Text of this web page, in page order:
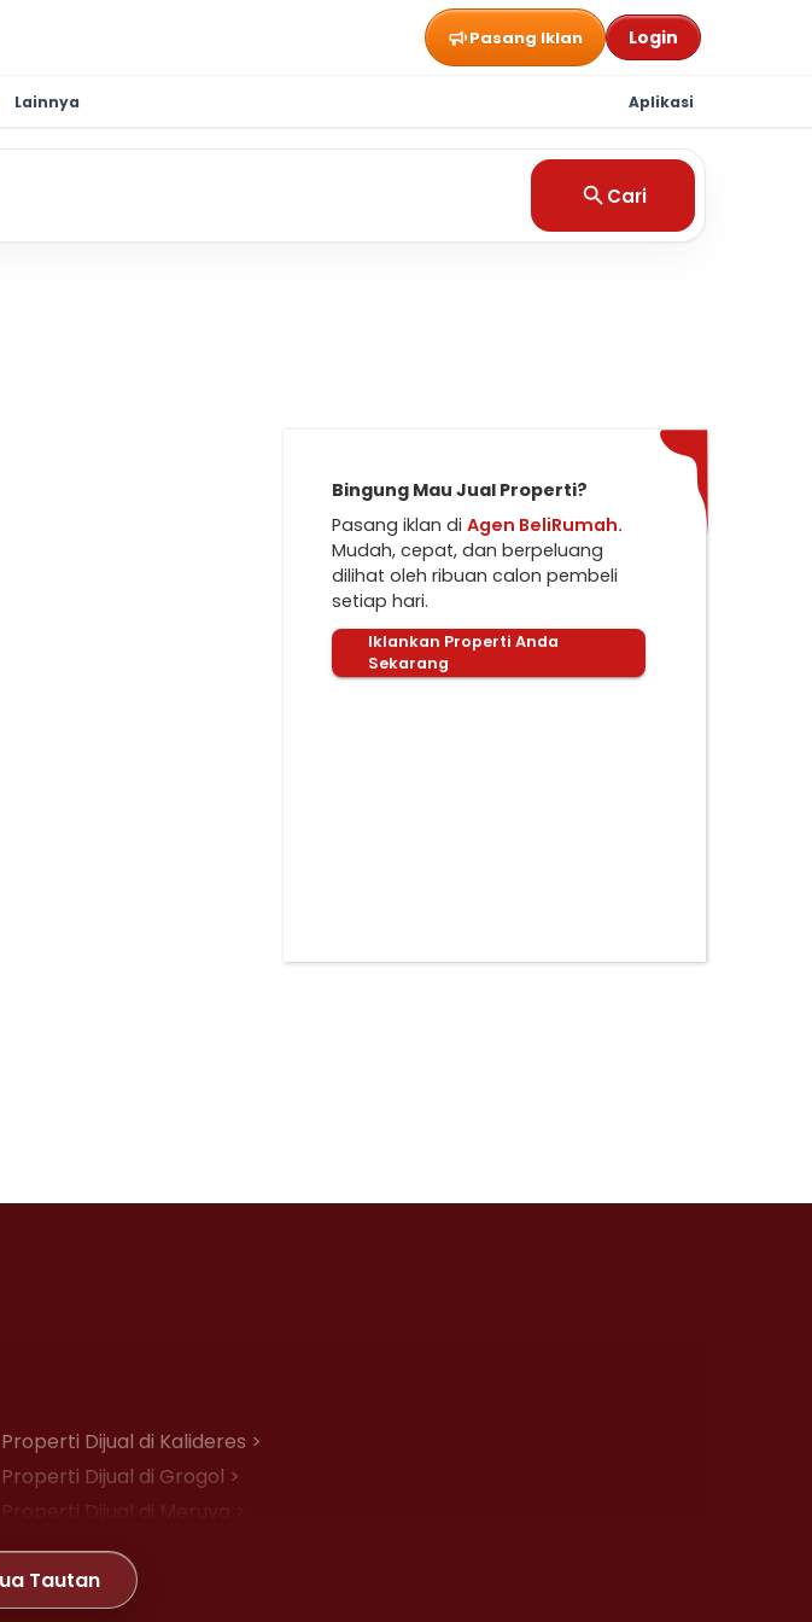
Pasang Iklan Login
Lainnya Aplikasi
Cari
Bingung Mau Jual Properti?
Pasang iklan di Agen BeliRumah.
Mudah, cepat, dan berpeluang
dilihat oleh ribuan calon pembeli
setiap hari.
Iklankan Properti Anda
Sekarang
Properti Dijual di Kalideres >
Properti Dijual di Grogol >
Properti Dijual di Meruya >
Properti Dijual di Joglo >
Tautan